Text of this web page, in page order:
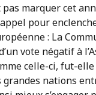
marquer cet
pour
: La
vote négatif à
celle-ci, fut-
grandes nations